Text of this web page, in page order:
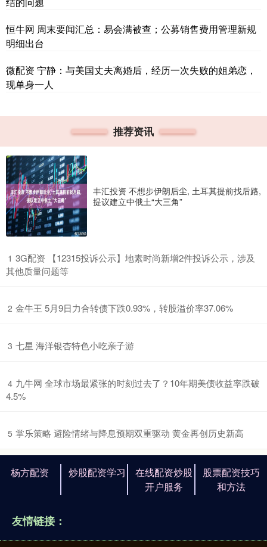
恒牛网 周末要闻汇总：易会满被查；公募销售费用管理新规
明细出台
微配资 宁静：与美国丈夫离婚后，经历一次失败的姐弟恋，
现单身一人
推荐资讯
丰汇投资 不想步伊朗后尘, 土耳其提前找后路,
提议建立中俄土“大三角”
1 ​3G配资 【12315投诉公示】地素时尚新增2件投诉公示，涉及
其他质量问题等
2 ​金牛王 5月9日力合转债下跌0.93%，转股溢价率37.06%
3 ​七星 海洋银杏特色小吃亲子游
4 ​九牛网 全球市场最紧张的时刻过去了？10年期美债收益率跌破
4.5%
5 ​掌乐策略 避险情绪与降息预期双重驱动 黄金再创历史新高
杨方配资 炒股配资学习
在线配资炒股
开户服务
股票配资技巧
和方法
友情链接：